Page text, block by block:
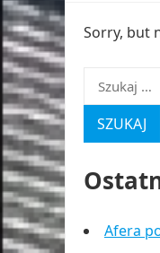
Sorry, but
Szukaj:
Afera